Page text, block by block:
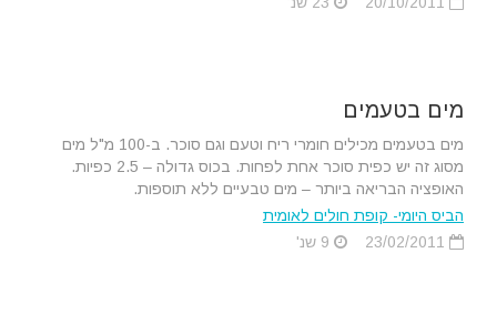
מים בטעמים
מים בטעמים מכילים חומרי ריח וטעם וגם סוכר. ב-100 מ"ל מים
מסוג זה יש כפית סוכר אחת לפחות. בכוס גדולה – 2.5 כפיות.
האופציה הבריאה ביותר – מים טבעיים ללא תוספות.
הביס היומי- קופת חולים לאומית